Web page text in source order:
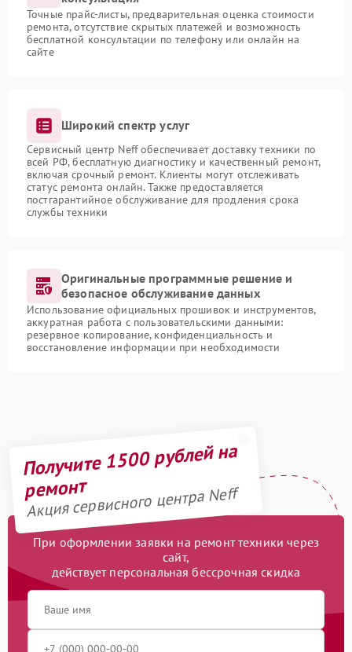
Точные прайс-листы, предварительная оценка стоимости
ремонта, отсутствие скрытых платежей и возможность
бесплатной консультации по телефону или онлайн на
сайте
Широкий спектр услуг
Сервисный центр Neff обеспечивает доставку техники по
всей РФ, бесплатную диагностику и качественный ремонт,
включая срочный ремонт. Клиенты могут отслеживать
статус ремонта онлайн. Также предоставляется
постгарантийное обслуживание для продления срока
службы техники
Оригинальные программные решение и
безопасное обслуживание данных
Использование официальных прошивок и инструментов,
аккуратная работа с пользовательскими данными:
резервное копирование, конфиденциальность и
восстановление информации при необходимости
Получите 1500 рублей на
ремонт
Акция сервисного центра Neff
При оформлении заявки на ремонт техники через
сайт,
действует персональная бессрочная скидка